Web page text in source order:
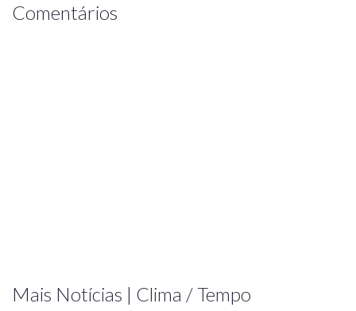
Comentários
Mais Notícias | Clima / Tempo